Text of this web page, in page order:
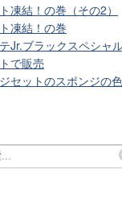
凍結！の巻（その2）
凍結！の巻
Jr.ブラックスペシャ
で販売
セットのスポンジの